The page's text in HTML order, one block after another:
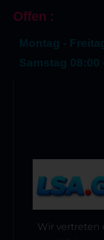
Offen :
Montag -
Samstag 08:00
Wir vertreten